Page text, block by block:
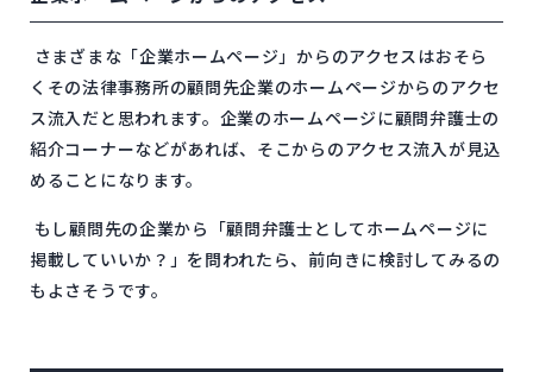
さまざまな「企業ホームページ」からのアクセスはおそら
くその法律事務所の顧問先企業のホームページからのアクセ
ス流入だと思われます。企業のホームページに顧問弁護士の
紹介コーナーなどがあれば、そこからのアクセス流入が見込
めることになります。
もし顧問先の企業から「顧問弁護士としてホームページに
掲載していいか？」を問われたら、前向きに検討してみるの
もよさそうです。